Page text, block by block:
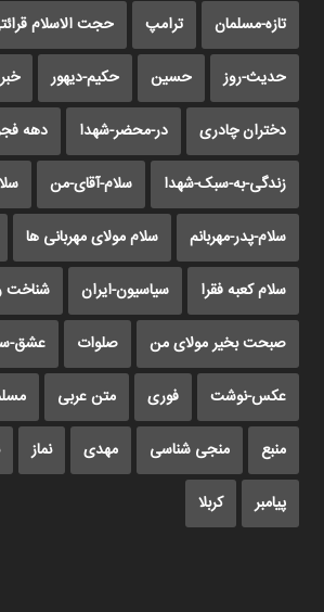
تازه-مسلمان ترامپ حجت الاسلام
حدیث-روز حسین حکیم-دیهور خبر
دختران چادری در-محضر-شهدا دهه
زندگی-به-سبک-شهدا سلام-آقای-من
سلام-پدر-مهربانم سلام مولای مهربانی ها
سلام کعبه فقرا سیاسیون-ایران شناخت
صبحت بخیر مولای من صلوات عشق-
عکس-نوشت فوری متن عربی
منبع منجی شناسی مهدی نماز
پیامبر کربلا